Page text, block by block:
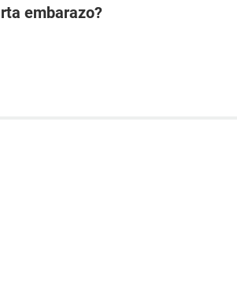
embarazo?